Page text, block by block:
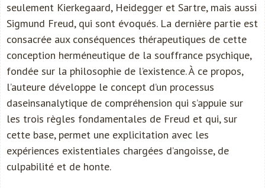
seulement Kierkegaard, Heidegger et Sartre, mais aussi
Sigmund Freud, qui sont évoqués. La dernière partie est
consacrée aux conséquences thérapeutiques de cette
conception herméneutique de la souffrance psychique,
fondée sur la philosophie de l’existence. À ce propos,
l’auteure développe le concept d’un processus
daseinsanalytique de compréhension qui s’appuie sur
les trois règles fondamentales de Freud et qui, sur
cette base, permet une explicitation avec les
expériences existentiales chargées d’angoisse, de
culpabilité et de honte.